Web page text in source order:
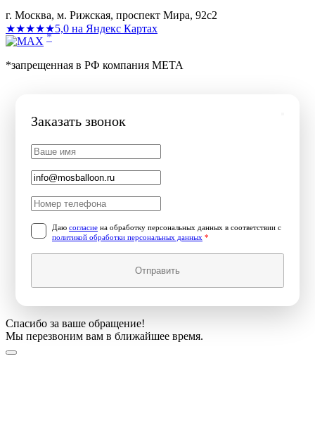
г. Москва, м. Рижская, проспект Мира, 92с2
★★★★★5,0 на Яндекс Картах
*
*запрещенная в РФ компания МЕТА
Заказать звонок
Даю согласие на обработку персональных данных в соответствии с
политикой обработки персональных данных *
Отправить
Спасибо за ваше обращение!
Мы перезвоним вам в ближайшее время.